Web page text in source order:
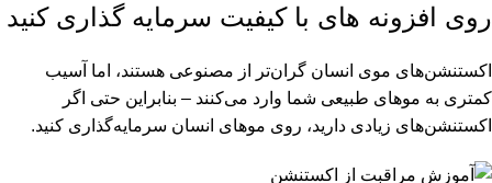
روی افزونه های با کیفیت سرمایه گذاری کنید
اکستنشن‌های موی انسان گران‌تر از مصنوعی هستند، اما آسیب
کمتری به موهای طبیعی شما وارد می‌کنند – بنابراین حتی اگر
اکستنشن‌های زیادی دارید، روی موهای انسان سرمایه‌گذاری کنید.